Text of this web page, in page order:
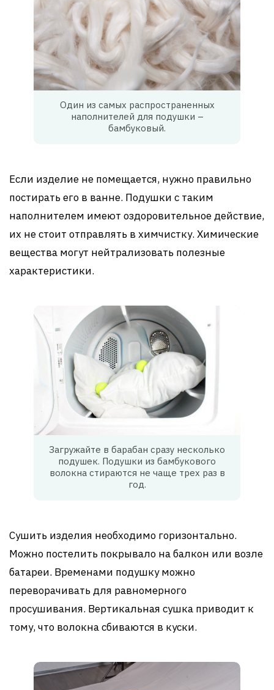
Один из самых распространенных
наполнителей для подушки –
бамбуковый.
Если изделие не помещается, нужно правильно
постирать его в ванне. Подушки с таким
наполнителем имеют оздоровительное действие,
их не стоит отправлять в химчистку. Химические
вещества могут нейтрализовать полезные
характеристики.
Загружайте в барабан сразу несколько
подушек. Подушки из бамбукового
волокна стираются не чаще трех раз в
год.
Сушить изделия необходимо горизонтально.
Можно постелить покрывало на балкон или возле
батареи. Временами подушку можно
переворачивать для равномерного
просушивания. Вертикальная сушка приводит к
тому, что волокна сбиваются в куски.